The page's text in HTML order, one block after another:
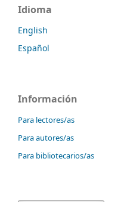
Idioma
English
Español
Información
Para lectores/as
Para autores/as
Para bibliotecarios/as